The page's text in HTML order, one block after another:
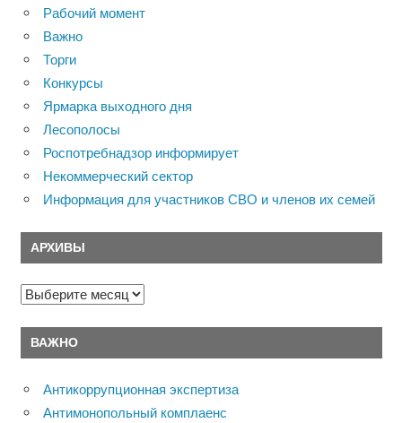
Рабочий момент
Важно
Торги
Конкурсы
Ярмарка выходного дня
Лесополосы
Роспотребнадзор информирует
Некоммерческий сектор
Информация для участников СВО и членов их семей
АРХИВЫ
Архивы
ВАЖНО
Антикоррупционная экспертиза
Антимонопольный комплаенс